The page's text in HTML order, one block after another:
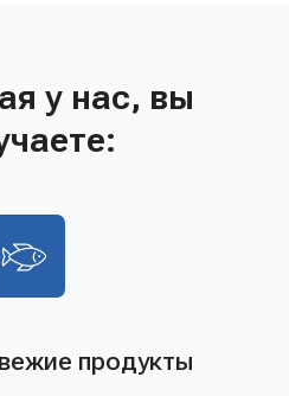
у нас, вы
продукты